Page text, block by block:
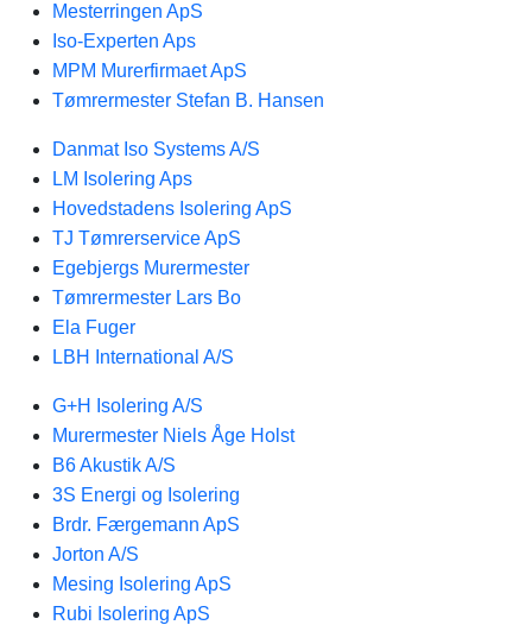
Mesterringen ApS
Iso-Experten Aps
MPM Murerfirmaet ApS
Tømrermester Stefan B. Hansen
Danmat Iso Systems A/S
LM Isolering Aps
Hovedstadens Isolering ApS
TJ Tømrerservice ApS
Egebjergs Murermester
Tømrermester Lars Bo
Ela Fuger
LBH International A/S
G+H Isolering A/S
Murermester Niels Åge Holst
B6 Akustik A/S
3S Energi og Isolering
Brdr. Færgemann ApS
Jorton A/S
Mesing Isolering ApS
Rubi Isolering ApS